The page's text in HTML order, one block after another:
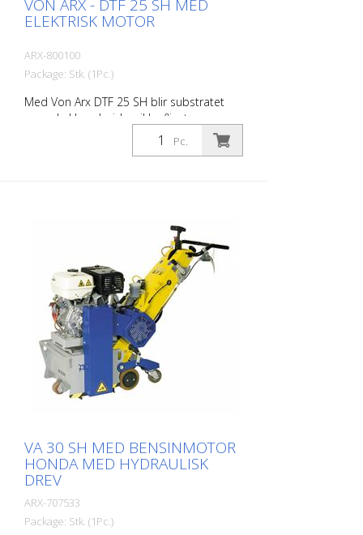
VON ARX - DTF 25 SH MED
ELEKTRISK MOTOR
ARX-800100
Package: Stk. (1Pc.)
Med Von Arx DTF 25 SH blir substratet
som skal bearbeides, ikke fliset opp, men
forsiktig slipt ned. Resultatet er at
maskinen har en jevn gang og oppnår et
fresing tilbyr vi en tilsvarende
diamantskiveversjon for både grovt og fint
arbeid. For å unngå overoppheting av
diamantskivene må maskinens
vannkjølesystem være tilkoblet. Maskinen
er tilgjengelig i en 11 kW-versjon med
hydraulisk mating. Sidefresen må ikke
brukes sammen med hovedsylinderen.
Arbeidsbredde 250 mm
Pc.
VA 30 SH MED BENSINMOTOR
HONDA MED HYDRAULISK
DREV
ARX-707533
Package: Stk. (1Pc.)